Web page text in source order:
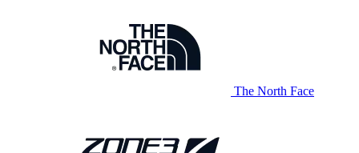
The North Face